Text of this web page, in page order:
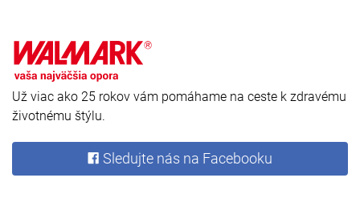
Už viac ako 25 rokov vám pomáhame na ceste k zdravému
životnému štýlu.
Sledujte nás na Facebooku